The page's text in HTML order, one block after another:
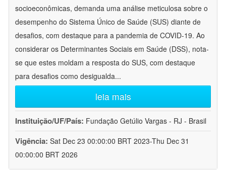
socioeconômicas, demanda uma análise meticulosa sobre o
desempenho do Sistema Único de Saúde (SUS) diante de
desafios, com destaque para a pandemia de COVID-19. Ao
considerar os Determinantes Sociais em Saúde (DSS), nota-
se que estes moldam a resposta do SUS, com destaque
para desafios como desigualda...
leia mais
Instituição/UF/País: Fundação Getúlio Vargas - RJ - Brasil
Vigência: Sat Dec 23 00:00:00 BRT 2023-Thu Dec 31
00:00:00 BRT 2026